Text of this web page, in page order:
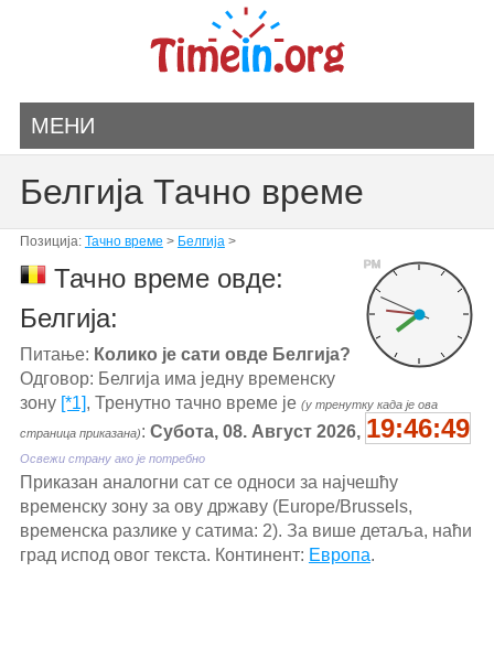
МЕНИ
Белгија Тачно време
Позиција: Тачно време > Белгија>
PM
Тачно време овде:
Белгија:
Питање: Колико је сати овде Белгија?
Одговор: Белгија има једну временску
зону [*1], Тренутно тачно време је (у тренутку када је ова
страница приказана): Субота, 08. Август 2026, 19:46:49
Освежи страну ако је потребно
Приказан аналогни сат се односи за најчешћу
временску зону за ову државу (Europe/Brussels,
временска разлике у сатима: 2). За више детаља, наћи
град испод овог текста. Континент: Европа.